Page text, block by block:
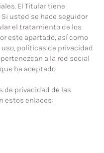
El Titular tiene
usted se hace seguidor
el tratamiento de los
este apartado, así como
políticas de privacidad
a la red social
ha aceptado
de privacidad de las
estos enlaces: